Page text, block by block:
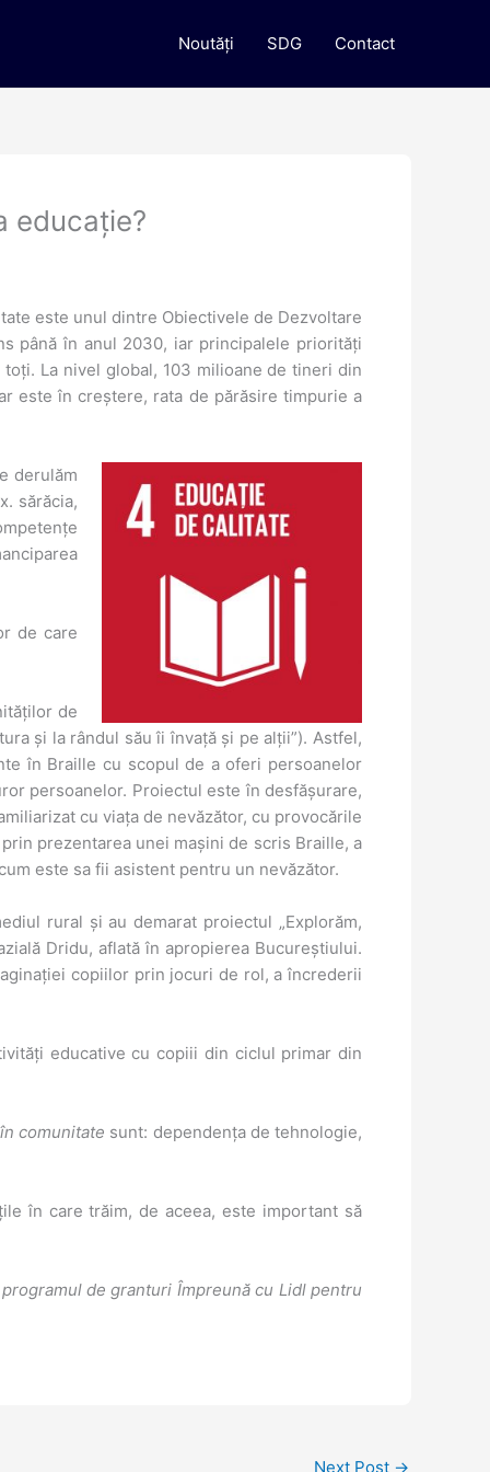
Noutăți SDG Contact
educație?
este unul dintre Obiectivele de Dezvoltare
până în anul 2030, iar principalele priorități
La nivel global, 103 milioane de tineri din
este în creștere, rata de părăsire timpurie a
derulăm
sărăcia,
de care
de
și la rândul său îi învață și pe alții”). Astfel,
în Braille cu scopul de a oferi persoanelor
persoanelor. Proiectul este în desfășurare,
cu viața de nevăzător, cu provocările
prezentarea unei mașini de scris Braille, a
este sa fii asistent pentru un nevăzător.
rural și au demarat proiectul „Explorăm,
Dridu, aflată în apropierea Bucureștiului.
copiilor prin jocuri de rol, a încrederii
educative cu copiii din ciclul primar din
comunitate sunt: dependența de tehnologie,
în care trăim, de aceea, este important să
de granturi Împreună cu Lidl pentru
Next Post →